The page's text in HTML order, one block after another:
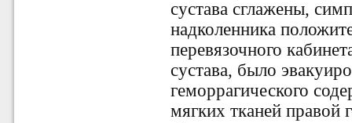
сустава сглажены,
надколенника
перевязочного
сустава, было
геморрагического
мягких тканей правой